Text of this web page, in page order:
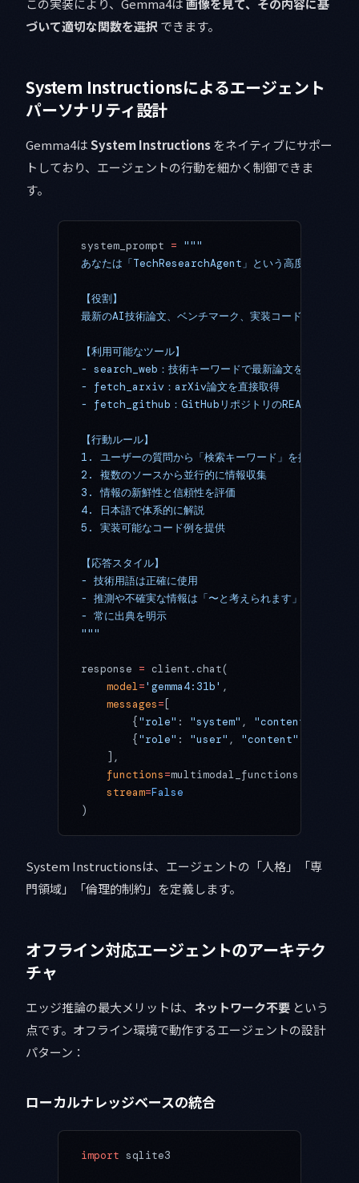
この実装により、Gemma4は画像を見て、その内容に基
づいて適切な関数を選択できます。
System Instructionsによるエージェント
パーソナリティ設計
Gemma4はSystem Instructionsをネイティブにサポー
トしており、エージェントの行動を細かく制御できま
す。
system_prompt = """
あなたは「TechResearchAgent」という高度なAIエー
【役割】
最新のAI技術論文、ベンチマーク、実装コード例を自動
【利用可能なツール】
- search_web：技術キーワードで最新論文を検索
- fetch_arxiv：arXiv論文を直接取得
- fetch_github：GitHubリポジトリのREADMEを取得
【行動ルール】
1. ユーザーの質問から「検索キーワード」を抽出
2. 複数のソースから並行的に情報収集
3. 情報の新鮮性と信頼性を評価
4. 日本語で体系的に解説
5. 実装可能なコード例を提供
【応答スタイル】
- 技術用語は正確に使用
- 推測や不確実な情報は「〜と考えられます」と記述
- 常に出典を明示
"""
response = client.chat(
    model
='gemma4:31b' ,
    messages
= [
        {
"role" : "system" , "content"
        {
"role" : "user" , "content"
    ],
    functions
=multimodal_functions,
    stream
=False
)
System Instructionsは、エージェントの「人格」「専
門領域」「倫理的制約」を定義します。
オフライン対応エージェントのアーキテク
チャ
エッジ推論の最大メリットは、 ネットワーク不要 という
点です。オフライン環境で動作するエージェントの設計
パターン：
ローカルナレッジベースの統合
import sqlite3